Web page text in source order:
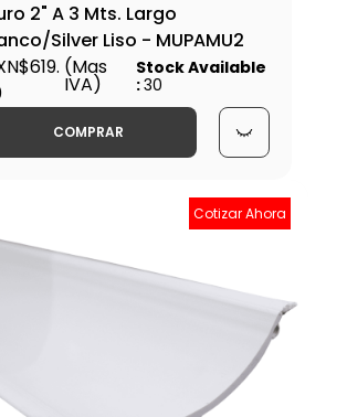
2" A 3 Mts. Largo
Silver Liso - MUPAMU2
(Mas
IVA)
Stock Available
:30
COMPRAR
Cotizar Ahora